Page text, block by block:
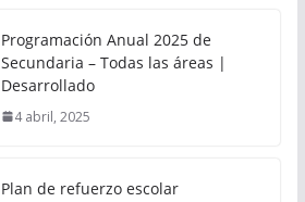
Programación Anual 2025 de
Secundaria – Todas las áreas |
Desarrollado
4 abril, 2025
Plan de refuerzo escolar